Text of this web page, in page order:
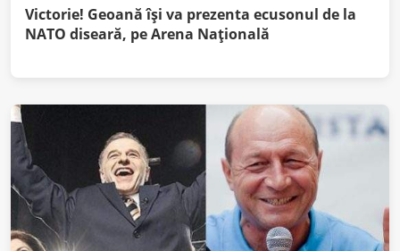
Victorie! Geoană îşi va prezenta ecusonul de la
NATO diseară, pe Arena Naţională